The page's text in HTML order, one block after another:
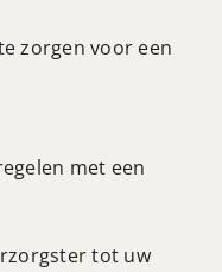
zorgen voor een
met een
tot uw